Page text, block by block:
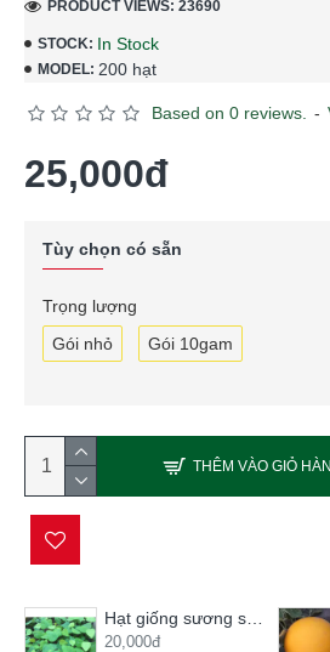
STOCK: In Stock
MODEL: 200 hạt
PRODUCT VIEWS: 23690
Based on 0 reviews. -
25,000đ
Tùy chọn có sẵn
Trọng lượng
Gói nhỏ
Gói 10gam
THÊM VÀO GIỎ
Hạt giống sương sâm lông
20,000đ